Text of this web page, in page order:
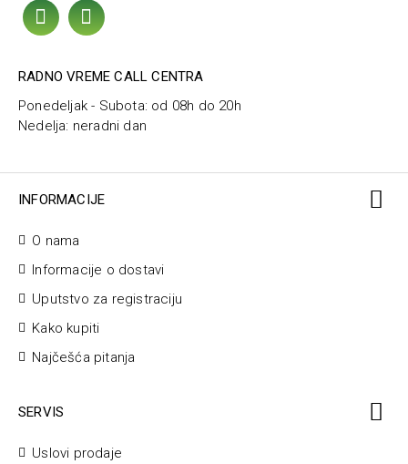
RADNO VREME CALL CENTRA
Ponedeljak - Subota: od 08h do 20h
Nedelja: neradni dan
INFORMACIJE
O nama
Informacije o dostavi
Uputstvo za registraciju
Kako kupiti
Najčešća pitanja
SERVIS
Uslovi prodaje